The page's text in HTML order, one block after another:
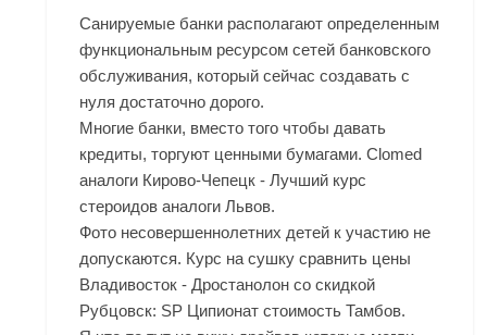
Санируемые банки располагают определенным
функциональным ресурсом сетей банковского
обслуживания, который сейчас создавать с
нуля достаточно дорого.
Многие банки, вместо того чтобы давать
кредиты, торгуют ценными бумагами. Clomed
аналоги Кирово-Чепецк - Лучший курс
стероидов аналоги Львов.
Фото несовершеннолетних детей к участию не
допускаются. Курс на сушку сравнить цены
Владивосток - Дростанолон со скидкой
Рубцовск: SP Ципионат стоимость Тамбов.